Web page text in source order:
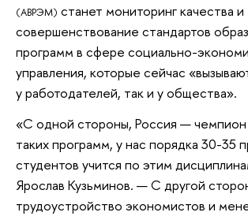
(АВРЭМ) станет мониторинг качества и
совершенствование стандартов
программ в сфере социально-
управления, которые сейчас
у работодателей, так и у общества».
«С одной стороны, Россия —
таких программ, у нас порядка 30-35
студентов учится по этим
Ярослав Кузьминов. — С другой
трудоустройство экономистов и